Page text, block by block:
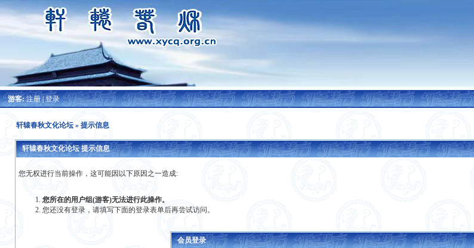
游客:注册|登录
轩辕春秋文化论坛» 提示信息
轩辕春秋文化论坛 提示信息
您无权进行当前操作，这可能因以下原因之一造成:
您所在的用户组(游客)无法进行此操作。
您还没有登录，请填写下面的登录表单后再尝试访问。
会员登录